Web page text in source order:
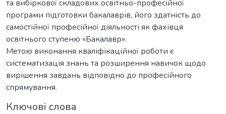
та вибіркової складових освітньо-професійної
програми підготовки бакалаврів, його здатність до
самостійної професійної діяльності як фахівця
освітнього ступеню «Бакалавр».
Метою виконання кваліфікаційної роботи є
систематизація знань та розширення навичок щодо
вирішення завдань відповідно до професійного
спрямування.
Ключові слова